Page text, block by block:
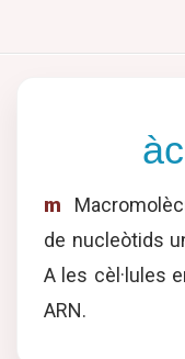
m
de nucleòtids
A les cèl·lules
ARN.